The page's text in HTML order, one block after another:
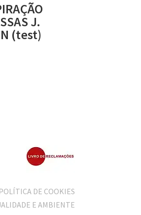
J.
(test)
POLÍTICA DE COOKIES
E AMBIENTE